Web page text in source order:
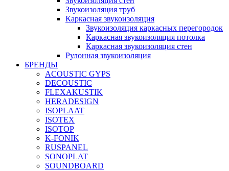
Звукоизоляция труб
Каркасная звукоизоляция
Звукоизоляция каркасных перегородок
Каркасная звукоизоляция потолка
Каркасная звукоизоляция стен
Рулонная звукоизоляция
БРЕНДЫ
ACOUSTIC GYPS
DECOUSTIC
FLEXAKUSTIK
HERADESIGN
ISOPLAAT
ISOTEX
ISOTOP
K-FONIK
RUSPANEL
SONOPLAT
SOUNDBOARD